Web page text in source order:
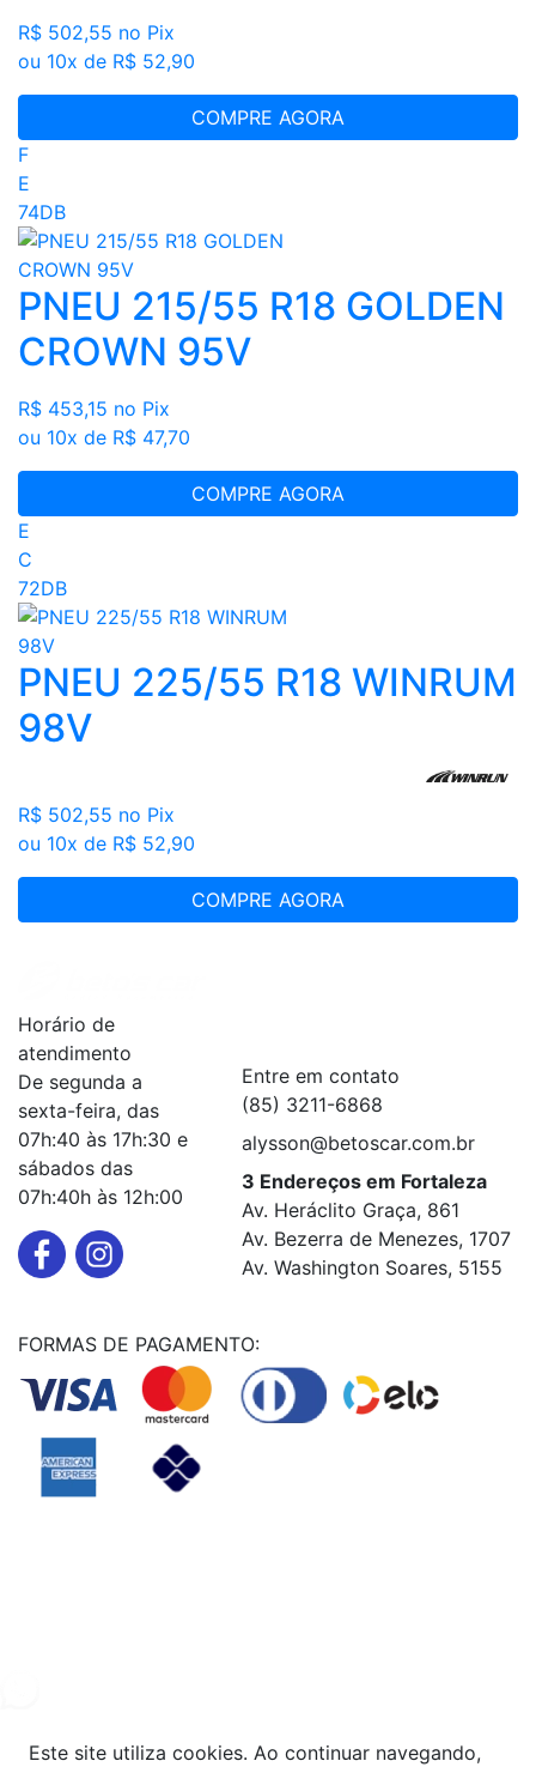
R$ 502,55 no Pix
ou 10x de R$ 52,90
COMPRE AGORA
F
E
74DB
PNEU 215/55 R18 GOLDEN
CROWN 95V
R$ 453,15 no Pix
ou 10x de R$ 47,70
COMPRE AGORA
E
C
72DB
PNEU 225/55 R18 WINRUM
98V
R$ 502,55 no Pix
ou 10x de R$ 52,90
COMPRE AGORA
Horário de
atendimento
De segunda a
sexta-feira, das
07h:40 às 17h:30 e
sábados das
07h:40h às 12h:00
Entre em contato
(85) 3211-6868
alysson@betoscar.com.br
3 Endereços em Fortaleza
Av. Heráclito Graça, 861
Av. Bezerra de Menezes, 1707
Av. Washington Soares, 5155
FORMAS DE PAGAMENTO:
Este site utiliza cookies. Ao continuar navegando,